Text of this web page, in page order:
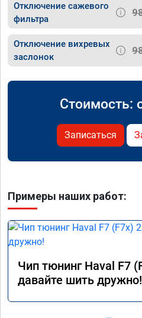
Отключение сажевого
фильтра
Отключение вихревых
заслонок
Стоимость:
Записаться
Примеры наших работ:
Чип тюнинг Haval F7
давайте шить дружно!